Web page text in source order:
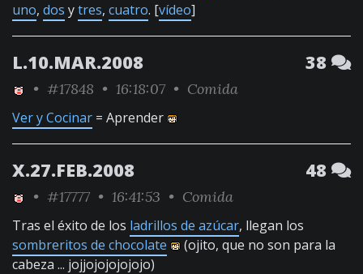
uno, dos ytres, cuatro. [vídeo]
L.10.MAR.2008 38
• #17848 • 16:18:07 • Comida
Ver y Cocinar = Aprender
X.27.FEB.2008 48
• #17777 • 16:41:53 • Comida
Tras el éxito de los ladrillos de azúcar, llegan los
sombreritos de chocolate
(ojito, que no son para la
cabeza ... jojjojojojojojo)